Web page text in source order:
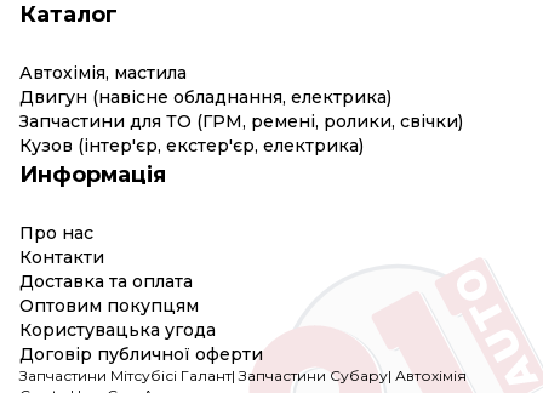
Каталог
Автохімія, мастила
Двигун (навісне обладнання, електрика)
Запчастини для ТО (ГРМ, ремені, ролики, свічки)
Кузов (інтер'єр, екстер'єр, електрика)
Информація
Про нас
Контакти
Доставка та оплата
Оптовим покупцям
Користувацька угода
Договір публичної оферти
Запчастини Мітсубісі Галант|Запчастини Субару| Автохімія